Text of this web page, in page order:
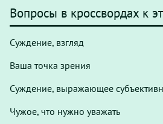
Вопросы в кроссвордах к
Суждение, взгляд
Ваша точка зрения
Суждение, выражающее
Чужое, что нужно уважать